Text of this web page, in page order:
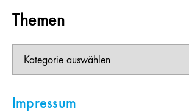
Themen
Impressum